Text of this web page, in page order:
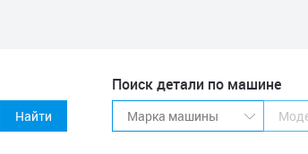
Найти
Поиск детали по машине